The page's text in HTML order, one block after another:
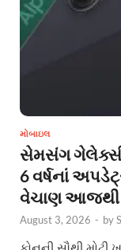
મોબાઇલ
સેમસંગ ગેલેક્સી
6 વર્ષનાં
વેચાણ આજથી
August 3, 2026 - by